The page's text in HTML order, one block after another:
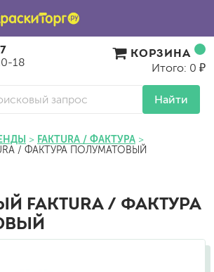
18
Найти
КОРЗИНА
Итого: 0 ₽
FAKTURA / ФАКТУРА
/ ФАКТУРА ПОЛУМАТОВЫЙ
FAKTURA / ФАКТУРА